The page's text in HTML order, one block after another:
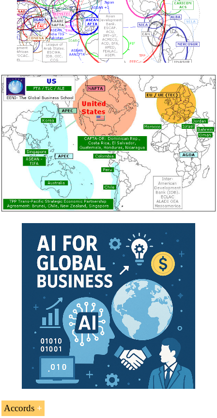
Langues : et United States Estados Unidos
États-Unis :économie nord-américaine Floride,
York,Californie,Porto Rico...
Crédits de l’UE « Les accords (ALE) des États-
Unis » : 2 ECTS
Accords